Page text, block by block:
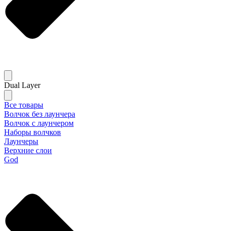
Dual Layer
Все товары
Волчок без лаунчера
Волчок с лаунчером
Наборы волчков
Лаунчеры
Верхние слои
God